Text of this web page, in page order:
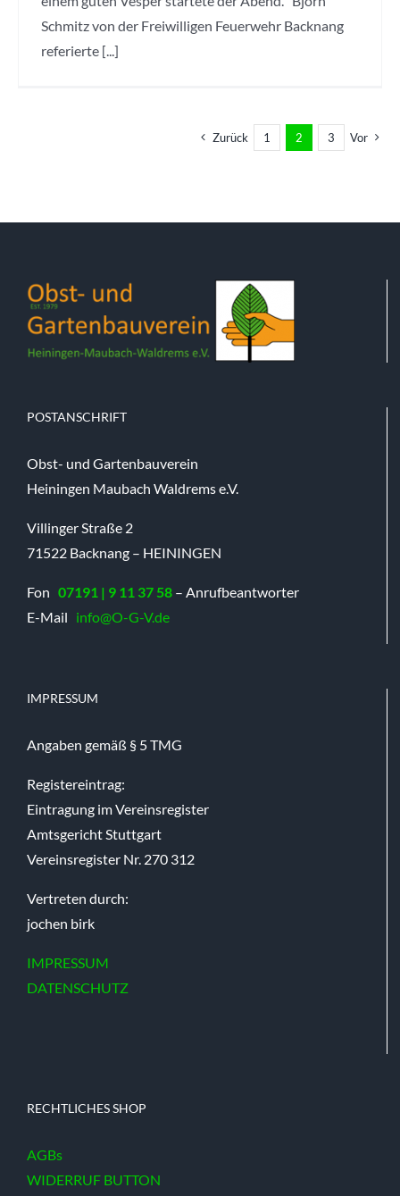
Schmitz von der Freiwilligen Feuerwehr Backnang
referierte [...]
Zurück 1 2 3 Vor
POSTANSCHRIFT
Obst- und Gartenbauverein
Heiningen Maubach Waldrems e.V.
Villinger Straße 2
71522 Backnang – HEININGEN
Fon 07191 | 9 11 37 58 – Anrufbeantworter
E-Mail info@O-G-V.de
IMPRESSUM
Angaben gemäß § 5 TMG
Registereintrag:
Eintragung im Vereinsregister
Amtsgericht Stuttgart
Vereinsregister Nr. 270 312
Vertreten durch:
jochen birk
IMPRESSUM
DATENSCHUTZ
RECHTLICHES SHOP
AGBs
WIDERRUF BUTTON